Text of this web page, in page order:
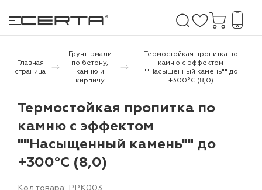
и дачи
бетону,
Главная
страница
Грунт-эмали
по бетону,
камню и
кирпичу
Термостойкая пропитка по
камню с эффектом
""Насыщенный камень"" до
+300°С (8,0)
Термостойкая пропитка по
камню с эффектом
""Насыщенный камень"" до
+300°С (8,0)
Код товара: PPK003